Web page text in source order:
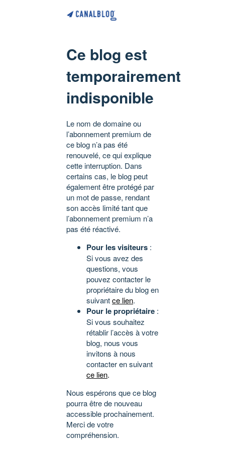
Ce blog est
temporairement
indisponible
Le nom de domaine ou
l’abonnement premium de
ce blog n’a pas été
renouvelé, ce qui explique
cette interruption. Dans
certains cas, le blog peut
également être protégé par
un mot de passe, rendant
son accès limité tant que
l’abonnement premium n’a
pas été réactivé.
Pour les visiteurs :
Si vous avez des
questions, vous
pouvez contacter le
propriétaire du blog en
suivantce lien.
Pour le propriétaire :
Si vous souhaitez
rétablir l’accès à votre
blog, nous vous
invitons à nous
contacter en suivant
ce lien.
Nous espérons que ce blog
pourra être de nouveau
accessible prochainement.
Merci de votre
compréhension.